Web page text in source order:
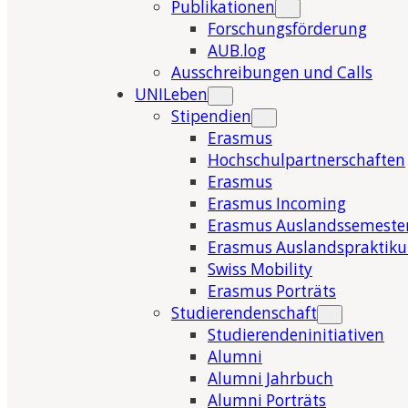
Publikationen
Forschungsförderung
AUB.log
Ausschreibungen und Calls
UNILeben
Stipendien
Erasmus
Hochschulpartnerschaften
Erasmus
Erasmus Incoming
Erasmus
Erasmus
Swiss Mobility
Erasmus Porträts
Studierendenschaft
Studierendeninitiativen
Alumni
Alumni Jahrbuch
Alumni Porträts